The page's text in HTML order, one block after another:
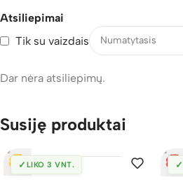
Atsiliepimai
Tik su vaizdais
Dar nėra atsiliepimų.
Susiję produktai
✓ LIKO 3 VNT. ✓